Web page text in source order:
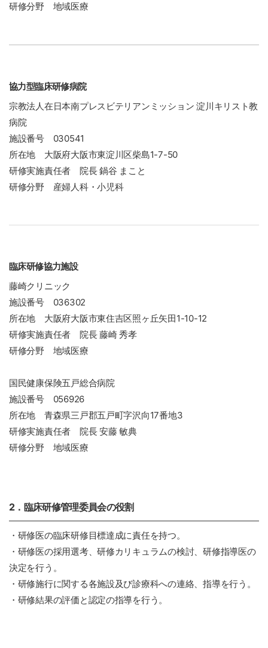
研修分野 地域医療
協力型臨床研修病院
宗教法人在日本南プレスビテリアンミッション 淀川キリスト教
病院
施設番号 030541
所在地 大阪府大阪市東淀川区柴島1-7-50
研修実施責任者 院長 鍋谷 まこと
研修分野 産婦人科・小児科
臨床研修協力施設
藤崎クリニック
施設番号 036302
所在地 大阪府大阪市東住吉区照ヶ丘矢田1-10-12
研修実施責任者 院長 藤崎 秀孝
研修分野 地域医療
国民健康保険五戸総合病院
施設番号 056926
所在地 青森県三戸郡五戸町字沢向17番地3
研修実施責任者 院長 安藤 敏典
研修分野 地域医療
2．臨床研修管理委員会の役割
・研修医の臨床研修目標達成に責任を持つ。
・研修医の採用選考、研修カリキュラムの検討、研修指導医の
決定を行う。
・研修施行に関する各施設及び診療科への連絡、指導を行う。
・研修結果の評価と認定の指導を行う。